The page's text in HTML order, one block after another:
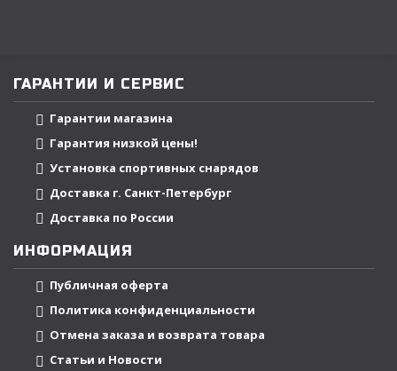
ГАРАНТИИ И СЕРВИС
Гарантии магазина
Гарантия низкой цены!
Установка спортивных снарядов
Доставка г. Санкт-Петербург
Доставка по России
ИНФОРМАЦИЯ
Публичная оферта
Политика конфиденциальности
Отмена заказа и возврата товара
Статьи и Новости